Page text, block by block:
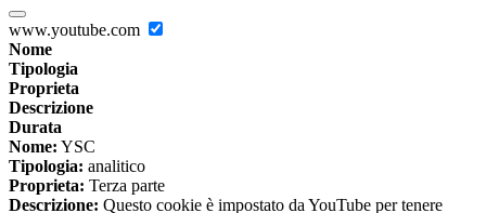
www.youtube.com
Nome
Tipologia
Proprieta
Descrizione
Durata
Nome: YSC
Tipologia: analitico
Proprieta: Terza parte
Descrizione: Questo cookie è impostato da YouTube per tenere